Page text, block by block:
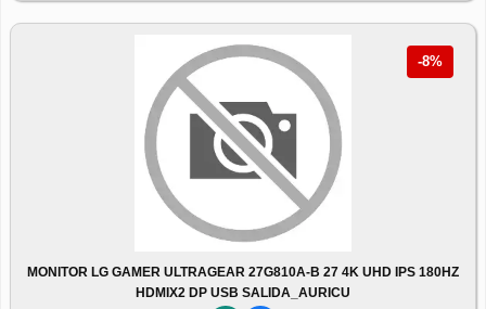
-8%
MONITOR LG GAMER ULTRAGEAR 27G810A-B 27 4K UHD IPS 180HZ
HDMIX2 DP USB SALIDA_AURICU